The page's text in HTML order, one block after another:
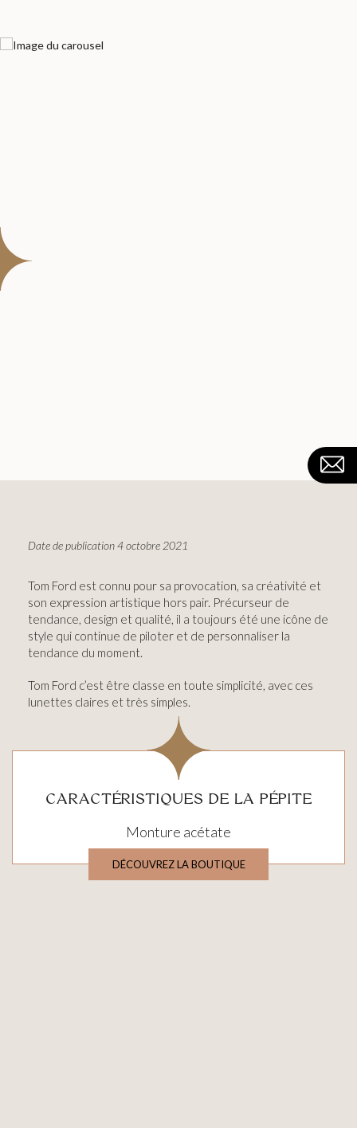
Date de publication 4 octobre 2021
Tom Ford est connu pour sa provocation, sa créativité et
son expression artistique hors pair. Précurseur de
tendance, design et qualité, il a toujours été une icône de
style qui continue de piloter et de personnaliser la
tendance du moment.
Tom Ford c’est être classe en toute simplicité, avec ces
lunettes claires et très simples.
CARACTÉRISTIQUES DE LA PÉPITE
Monture acétate
DÉCOUVREZ LA BOUTIQUE